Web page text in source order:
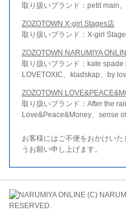
取り扱いブランド：petit main
ZOZOTOWN X-girl Stages店
取り扱いブランド：X-girl
ZOZOTOWN NARUMIYA
取り扱いブランド：kate spade
LOVETOXIC、kladskap、by
ZOZOTOWN
取り扱いブランド：After the
Love&Peace&Money、sense
お客様にはご不便をおかけい
うお願い申し上げます。